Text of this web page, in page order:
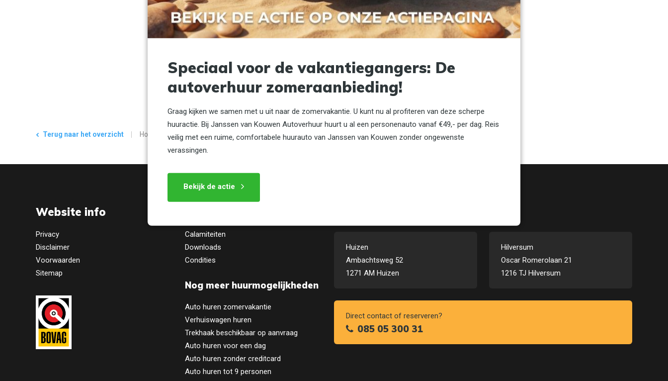
Het is een échte oplossing voor zowel de particuliere
als de zakelijke klant die willen ervaren om electrisch te
(navigatie beschikbaar in overleg)
Terug naar het overzicht Home Auto aanbod Opel Corsa E of Peugeot e-208 (Electrisch)
Website info
Privacy
Disclaimer
Voorwaarden
Sitemap
Calamiteiten
Downloads
Condities
Nog meer huurmogelijkheden
Auto huren zomervakantie
Verhuiswagen huren
Trekhaak beschikbaar op aanvraag
Auto huren voor een dag
Auto huren zonder creditcard
Auto huren tot 9 personen
Huizen
Ambachtsweg 52
1271 AM Huizen
Hilversum
Oscar Romerolaan 21
1216 TJ Hilversum
Direct contact of reserveren?
085 05 300 31
Speciaal voor de vakantiegangers: De
autoverhuur zomeraanbieding!
Graag kijken we samen met u uit naar de zomervakantie. U kunt nu al profiteren van deze scherpe
huuractie. Bij Janssen van Kouwen Autoverhuur huurt u al een personenauto vanaf €49,- per dag. Reis
veilig met een ruime, comfortabele huurauto van Janssen van Kouwen zonder ongewenste
verassingen.
Bekijk de actie